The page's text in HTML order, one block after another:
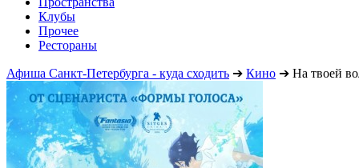
Клубы
Прочее
Рестораны
Афиша Санкт-Петербурга - куда сходить ➔ Кино ➔ На твоей